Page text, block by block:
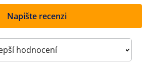
Napište recenzi
reviews